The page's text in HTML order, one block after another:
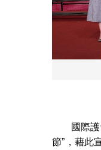
國際
節”，藉此